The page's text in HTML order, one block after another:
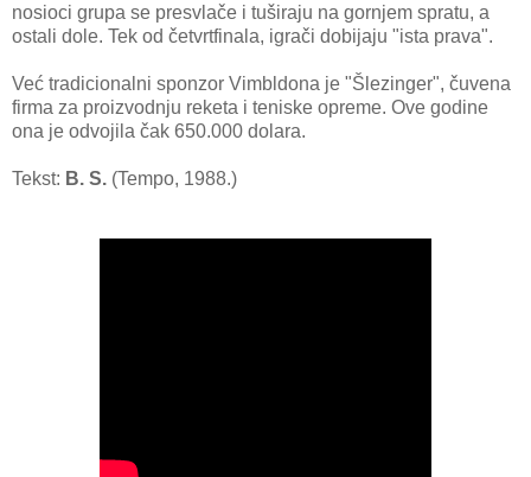
nosioci grupa se presvlače i tuširaju na gornjem spratu, a
ostali dole. Tek od četvrtfinala, igrači dobijaju "ista prava".
Već tradicionalni sponzor Vimbldona je "Šlezinger", čuvena
firma za proizvodnju reketa i teniske opreme. Ove godine
ona je odvojila čak 650.000 dolara.
Tekst: B. S. (Tempo, 1988.)